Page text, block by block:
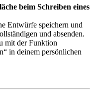
beim Schreiben eines
Entwürfe speichern und
und absenden.
mit der Funktion
in deinem persönlichen